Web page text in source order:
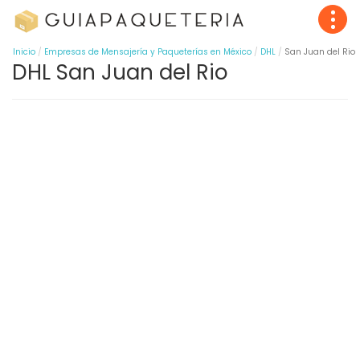
Inicio Empresas de Mensajería y Paqueterías en México DHL San Juan del Rio
DHL San Juan del Rio